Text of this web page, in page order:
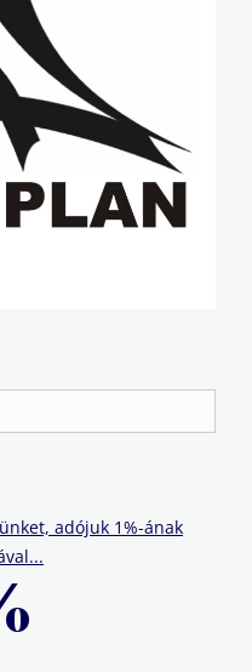
adójuk 1%-ának